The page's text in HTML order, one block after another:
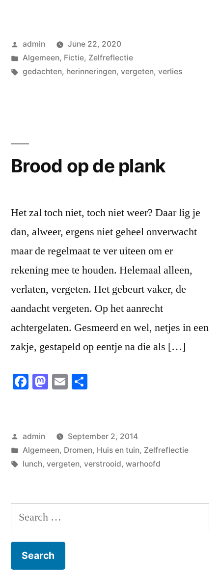
Posted
by
admin
June 22, 2020
Posted
in
Algemeen, Fictie, Zelfreflectie
Tags:
gedachten, herinneringen, vergeten, verlies
Brood op de plank
Het zal toch niet, toch niet weer? Daar lig je
dan, alweer, ergens niet geheel onverwacht
maar de regelmaat te ver uiteen om er
rekening mee te houden. Helemaal alleen,
verlaten, vergeten. Het gebeurt vaker, de
aandacht vergeten. Op het aanrecht
achtergelaten. Gesmeerd en wel, netjes in een
zakje, gestapeld op eentje na die als […]
Facebook
Mastodon
Email
Posted
by
admin
September 2, 2014
Posted
in
Algemeen, Dromen, Huis en tuin, Zelfreflectie
Tags:
lunch, vergeten, verstrooid, warhoofd
Search
for: